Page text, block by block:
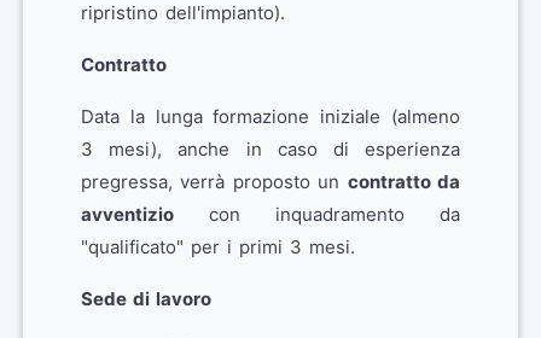
ripristino dell'impianto).
Contratto
Data la lunga formazione iniziale (almeno
3 mesi), anche in caso di esperienza
pregressa, verrà proposto un contratto da
avventizio con inquadramento da
"qualificato" per i primi 3 mesi.
Sede di lavoro